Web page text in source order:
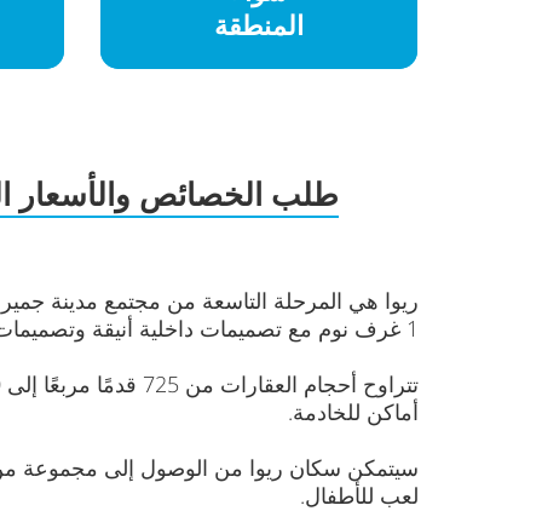
المنطقة
طلب الخصائص والأسعار
1 غرف نوم مع تصميمات داخلية أنيقة وتصميمات مريحة.
أماكن للخادمة.
سيتمكن سكان ريوا من الوصول إلى مجموعة
لعب للأطفال.